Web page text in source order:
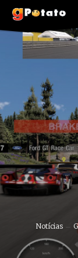
Notícias